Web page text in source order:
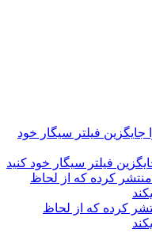
فیلتر سیگار خود کنید
کرده که از لحاظ